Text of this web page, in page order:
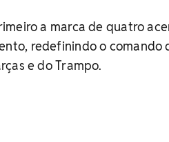
a marca de quatro
redefinindo o comando
e do Trampo.